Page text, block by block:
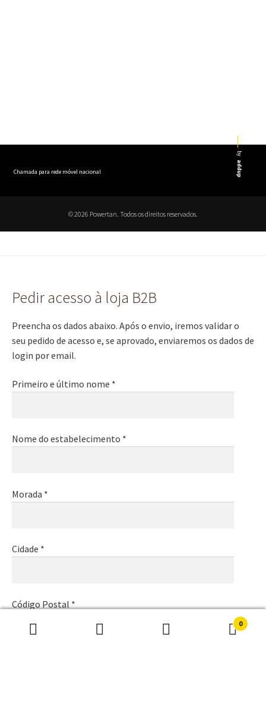
Chamada para rede móvel nacional
by
addup
Pesquisar
Pesquisa
0
© 2026 Powertan. Todos os direitos reservados.
Pedir acesso à loja B2B
Preencha os dados abaixo. Após o envio, iremos validar o
seu pedido de acesso e, se aprovado, enviaremos os dados de
login por email.
Primeiro e último nome *
Nome do estabelecimento *
Morada *
Cidade *
Código Postal *